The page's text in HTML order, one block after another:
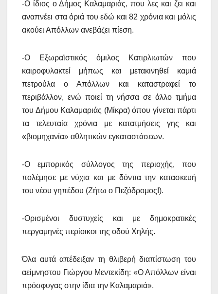
-Ο ίδιος ο Δήμος Καλαμαριάς, που λες και ζει και
αναπνέει στα όριά του εδώ και 82 χρόνια και μόλις
ακούει Απόλλων ανεβάζει πίεση.
-Ο Εξωραϊστικός όμιλος Κατιρλιωτών που
καιροφυλακτεί μήπως και μετακινηθεί καμιά
πετρούλα ο Απόλλων και καταστραφεί το
περιβάλλον, ενώ ποιεί τη νήσσα σε άλλο τμήμα
του Δήμου Καλαμαριάς (Μίκρα) όπου γίνεται πάρτι
τα τελευταία χρόνια με κατατμήσεις γης και
«βιομηχανία» αθλητικών εγκαταστάσεων.
-Ο εμπορικός σύλλογος της περιοχής, που
πολέμησε με νύχια και με δόντια την κατασκευή
του νέου γηπέδου (Ζήτω ο Πεζόδρομος!).
-Ορισμένοι δυστυχείς και με δημοκρατικές
περγαμηνές περίοικοι της οδού Χηλής.
Όλα αυτά απέδειξαν τη θλιβερή διαπίστωση του
αείμνηστου Γιώργου Μεντεκίδη: «Ο Απόλλων είναι
πρόσφυγας στην ίδια την Καλαμαριά».